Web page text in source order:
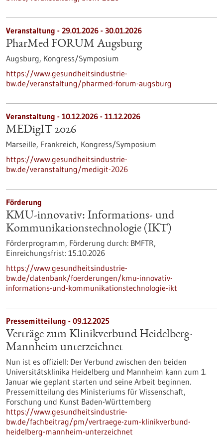
Veranstaltung - 29.01.2026 - 30.01.2026
PharMed FORUM Augsburg
Augsburg, Kongress/Symposium
https://www.gesundheitsindustrie-
bw.de/veranstaltung/pharmed-forum-augsburg
Veranstaltung - 10.12.2026 - 11.12.2026
MEDigIT 2026
Marseille, Frankreich, Kongress/Symposium
https://www.gesundheitsindustrie-
bw.de/veranstaltung/medigit-2026
Förderung
KMU-innovativ: Informations- und
Kommunikationstechnologie (IKT)
Förderprogramm, Förderung durch: BMFTR,
Einreichungsfrist: 15.10.2026
https://www.gesundheitsindustrie-
bw.de/datenbank/foerderungen/kmu-innovativ-
informations-und-kommunikationstechnologie-ikt
Pressemitteilung - 09.12.2025
Verträge zum Klinikverbund Heidelberg-
Mannheim unterzeichnet
Nun ist es offiziell: Der Verbund zwischen den beiden
Universitätsklinika Heidelberg und Mannheim kann zum 1.
Januar wie geplant starten und seine Arbeit beginnen.
Pressemitteilung des Ministeriums für Wissenschaft,
Forschung und Kunst Baden-Württemberg
https://www.gesundheitsindustrie-
bw.de/fachbeitrag/pm/vertraege-zum-klinikverbund-
heidelberg-mannheim-unterzeichnet